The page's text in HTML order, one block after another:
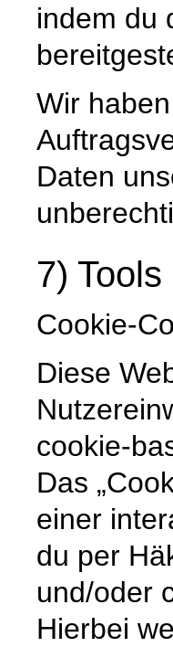
indem du
Wir
Daten
7)
Cookie-
Diese
cookie-
Das
einer
du per
und/oder
Hierbei